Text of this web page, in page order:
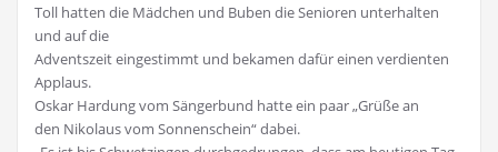
Toll hatten die Mädchen und Buben die Senioren unterhalten
und auf die
Adventszeit eingestimmt und bekamen dafür einen verdienten
Applaus.
Oskar Hardung vom Sängerbund hatte ein paar „Grüße an
den Nikolaus vom Sonnenschein“ dabei.